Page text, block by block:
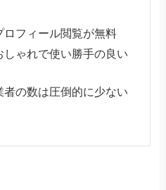
ロフィール閲覧が無料
しゃれで使い勝手の良い
者の数は圧倒的に少ない